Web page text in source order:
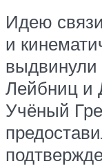
Идею
и
выдвинули
Лейбниц и
Учёный